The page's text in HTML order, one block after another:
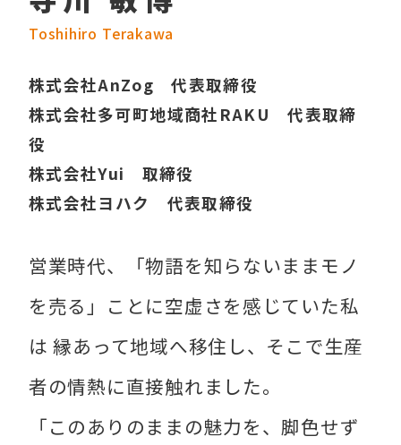
Toshihiro Terakawa
株式会社AnZog 代表取締役
株式会社多可町地域商社RAKU 代表取締
役
株式会社Yui 取締役
株式会社ヨハク 代表取締役
営業時代、「物語を知らないままモノ
を売る」ことに空虚さを感じていた私
は 縁あって地域へ移住し、そこで生産
者の情熱に直接触れました。
「このありのままの魅力を、脚色せず